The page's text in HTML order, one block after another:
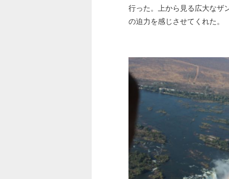
行った。上から見る広大なザ
の迫力を感じさせてくれた。